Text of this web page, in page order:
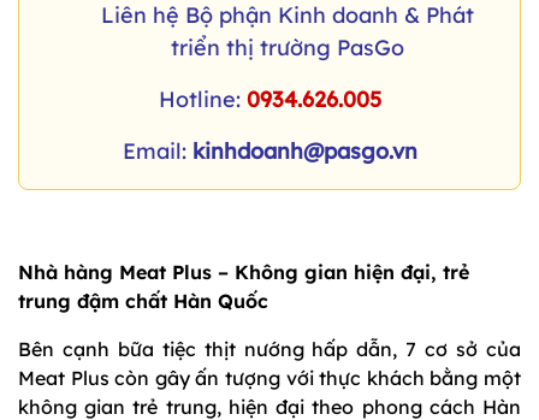
Liên hệ Bộ phận Kinh doanh & Phát
triển thị trường PasGo
Hotline: 0934.626.005
Email: kinhdoanh@pasgo.vn
Nhà hàng Meat Plus – Không gian hiện đại, trẻ
trung đậm chất Hàn Quốc
Bên cạnh bữa tiệc thịt nướng hấp dẫn, 7 cơ sở của
Meat Plus còn gây ấn tượng với thực khách bằng một
không gian trẻ trung, hiện đại theo phong cách Hàn